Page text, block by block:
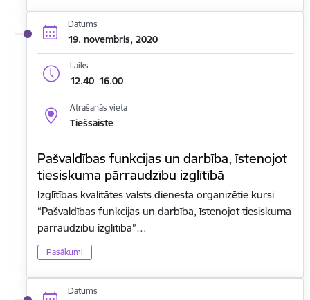
Datums
19. novembris, 2020
Laiks
12.40–16.00
Atrašanās vieta
Tiešsaiste
Pašvaldības funkcijas un darbība, īstenojot
tiesiskuma pārraudzību izglītībā
Izglītības kvalitātes valsts dienesta organizētie kursi
“Pašvaldības funkcijas un darbība, īstenojot tiesiskuma
pārraudzību izglītībā”…
Pasākumi
Datums